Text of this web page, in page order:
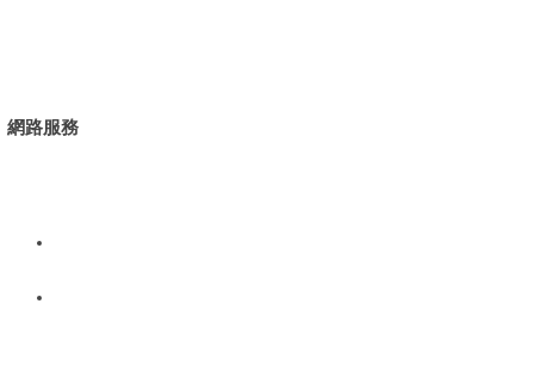
網路服務